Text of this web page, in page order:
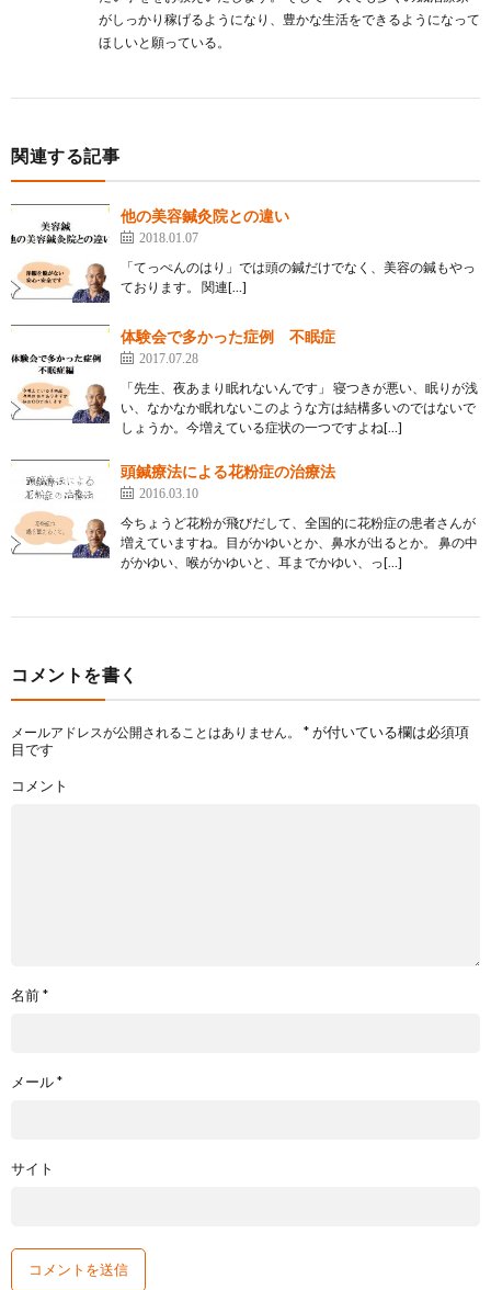
がしっかり稼げるようになり、豊かな生活をできるようになって
ほしいと願っている。
関連する記事
他の美容鍼灸院との違い
2018.01.07
「てっぺんのはり」では頭の鍼だけでなく、美容の鍼もやっ
ております。 関連[…]
体験会で多かった症例 不眠症
2017.07.28
「先生、夜あまり眠れないんです」 寝つきが悪い、眠りが浅
い、なかなか眠れないこのような方は結構多いのではないで
しょうか。今増えている症状の一つですよね[…]
頭鍼療法による花粉症の治療法
2016.03.10
今ちょうど花粉が飛びだして、全国的に花粉症の患者さんが
増えていますね。目がかゆいとか、鼻水が出るとか。 鼻の中
がかゆい、喉がかゆいと、耳までかゆい、っ[…]
コメントを書く
メールアドレスが公開されることはありません。 *が付いている欄は必須項
目です
コメント
名前*
メール*
サイト